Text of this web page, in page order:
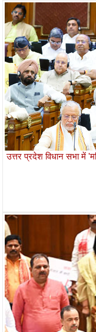
उत्तर प्रदेश विधान सभा में